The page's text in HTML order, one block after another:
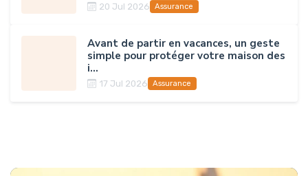
20 Jul 2026 Assurance
Avant de partir en vacances, un geste
simple pour protéger votre maison des
i...
17 Jul 2026 Assurance